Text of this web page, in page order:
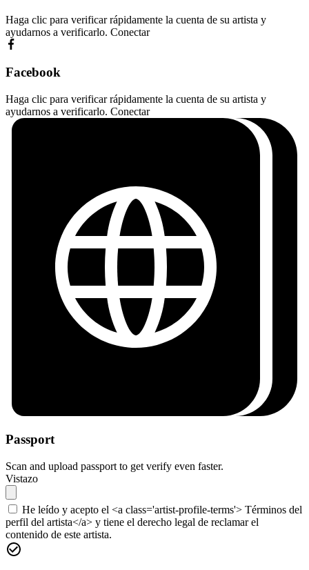
Haga clic para verificar rápidamente la cuenta de su artista y
ayudarnos a verificarlo. Conectar
Facebook
Haga clic para verificar rápidamente la cuenta de su artista y
ayudarnos a verificarlo. Conectar
Passport
Scan and upload passport to get verify even faster.
Vistazo
He leído y acepto el <a class='artist-profile-terms'> Términos del
perfil del artista</a> y tiene el derecho legal de reclamar el
contenido de este artista.